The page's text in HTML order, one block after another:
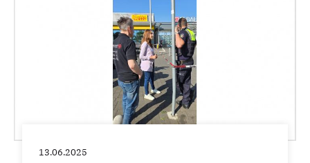
13.06.2025